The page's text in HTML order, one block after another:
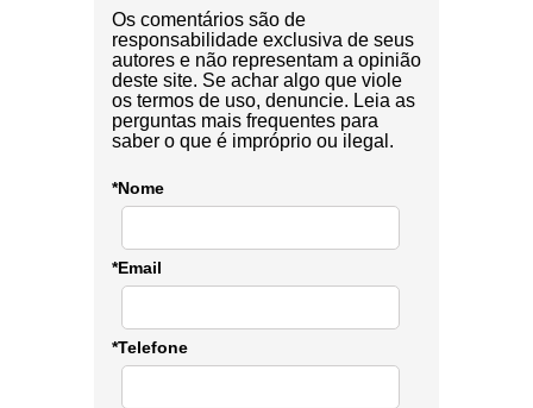
Os comentários são de
responsabilidade exclusiva de seus
autores e não representam a opinião
deste site. Se achar algo que viole
os termos de uso, denuncie. Leia as
perguntas mais frequentes para
saber o que é impróprio ou ilegal.
*Nome
*Email
*Telefone